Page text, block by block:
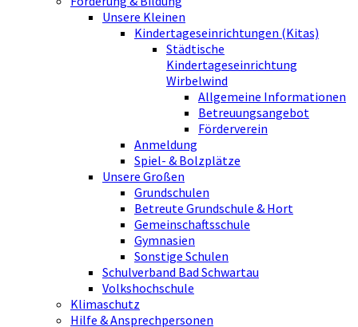
Unsere Kleinen
Kindertageseinrichtungen (Kitas)
Städtische
Kindertageseinrichtung
Wirbelwind
Allgemeine Informationen
Betreuungsangebot
Förderverein
Anmeldung
Spiel- & Bolzplätze
Unsere Großen
Grundschulen
Betreute Grundschule & Hort
Gemeinschaftsschule
Gymnasien
Sonstige Schulen
Schulverband Bad Schwartau
Volkshochschule
Klimaschutz
Hilfe & Ansprechpersonen